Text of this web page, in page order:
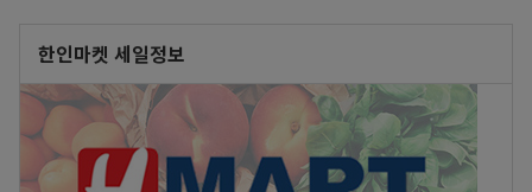
한인마켓 세일정보